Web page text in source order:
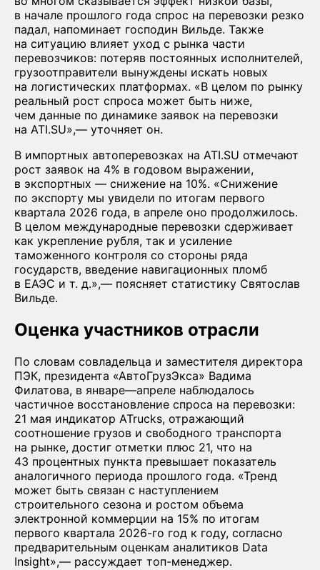
в начале прошлого года спрос на перевозки резко
падал, напоминает господин Вильде. Также
на ситуацию влияет уход с рынка части
перевозчиков: потеряв постоянных исполнителей,
грузоотправители вынуждены искать новых
на логистических платформах. «В целом по рынку
реальный рост спроса может быть ниже,
чем данные по динамике заявок на перевозки
на ATI.SU»,— уточняет он.
В импортных автоперевозках на ATI.SU отмечают
рост заявок на 4% в годовом выражении,
в экспортных — снижение на 10%. «Снижение
по экспорту мы увидели по итогам первого
квартала 2026 года, в апреле оно продолжилось.
В целом международные перевозки сдерживает
как укрепление рубля, так и усиление
таможенного контроля со стороны ряда
государств, введение навигационных пломб
в ЕАЭС и т. д.»,— поясняет статистику Святослав
Вильде.
Оценка участников отрасли
По словам совладельца и заместителя директора
ПЭК, президента «АвтоГрузЭкса» Вадима
Филатова, в январе—апреле наблюдалось
частичное восстановление спроса на перевозки:
21 мая индикатор ATrucks, отражающий
соотношение грузов и свободного транспорта
на рынке, достиг отметки плюс 21, что на
43 процентных пункта превышает показатель
аналогичного периода прошлого года. «Тренд
может быть связан с наступлением
строительного сезона и ростом объема
электронной коммерции на 15% по итогам
первого квартала 2026-го год к году, согласно
предварительным оценкам аналитиков Data
Insight»,— рассуждает топ-менеджер.